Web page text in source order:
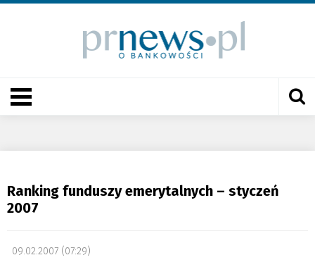
Ranking funduszy emerytalnych – styczeń
2007
09.02.2007 (07:29)